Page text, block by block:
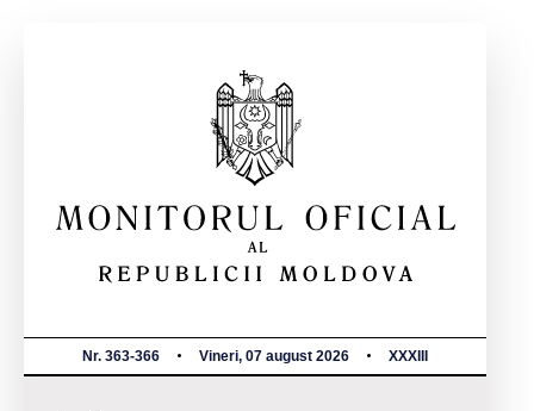
Nr. 363-366 Vineri, 07 august 2026 XXXIII